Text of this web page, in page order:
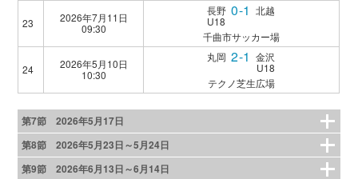
23
2026年7月11日
09:30
長野
U18
0-1 北越
千曲市サッカー場
24
2026年5月10日
10:30
丸岡 2-1 金沢
U18
テクノ芝生広場
第7節 2026年5月17日
第8節 2026年5月23日～5月24日
第9節 2026年6月13日～6月14日